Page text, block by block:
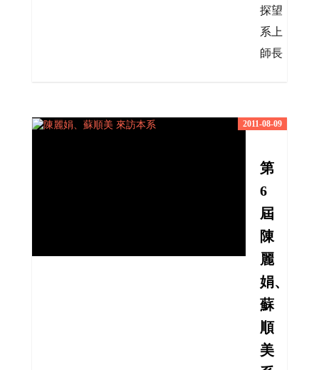
探望
系上
師長
2011-08-09
第
6
屆
陳
麗
娟、
蘇
順
美